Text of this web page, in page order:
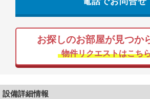
お探しのお部屋が見つか
物件リクエストはこち
設備詳細情報